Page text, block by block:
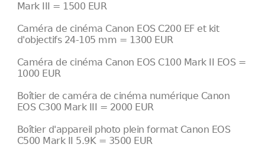
Mark III = 1500 EUR
Caméra de cinéma Canon EOS C200 EF et kit
d'objectifs 24-105 mm = 1300 EUR
Caméra de cinéma Canon EOS C100 Mark II EOS =
1000 EUR
Boîtier de caméra de cinéma numérique Canon
EOS C300 Mark III = 2000 EUR
Boîtier d'appareil photo plein format Canon EOS
C500 Mark II 5.9K = 3500 EUR